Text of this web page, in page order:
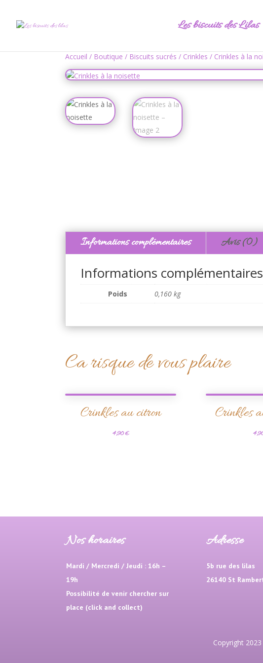
Les biscuits des Lilas
Accueil / Boutique / Biscuits sucrés / Crinkles / Crinkles à la
Informations complémentaires Avis (0)
Informations complémentaires
Poids 0,160 kg
Ca risque de vous plaire
Crinkles au citron
4,90€
Crinkles
Nos horaires
Mardi / Mercredi / Jeudi : 16h –
19h
Possibilité de venir chercher sur
place (click and collect)
Adresse
5b rue des lilas
26140 St
Copyright 2023